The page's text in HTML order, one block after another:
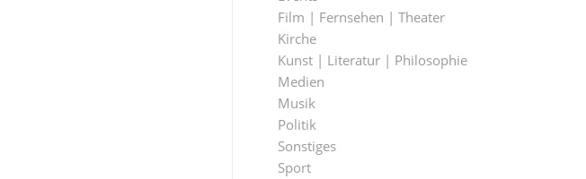
Film | Fernsehen | Theater
Kirche
Kunst | Literatur | Philosophie
Medien
Musik
Politik
Sonstiges
Sport